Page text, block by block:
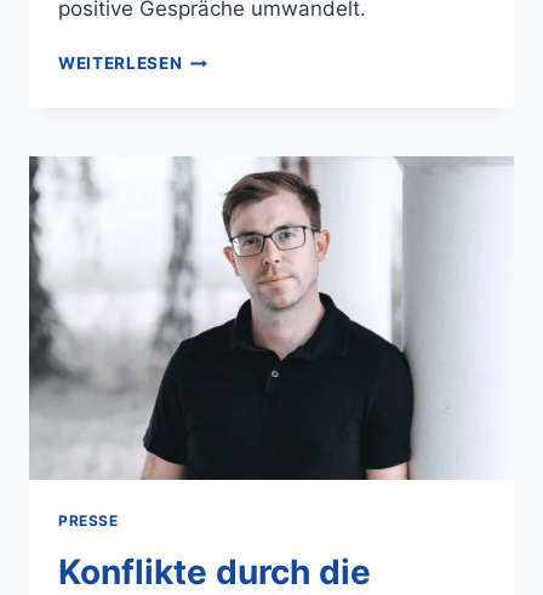
positive Gespräche umwandelt.
WEITERLESEN
PRESSE
Konflikte durch die